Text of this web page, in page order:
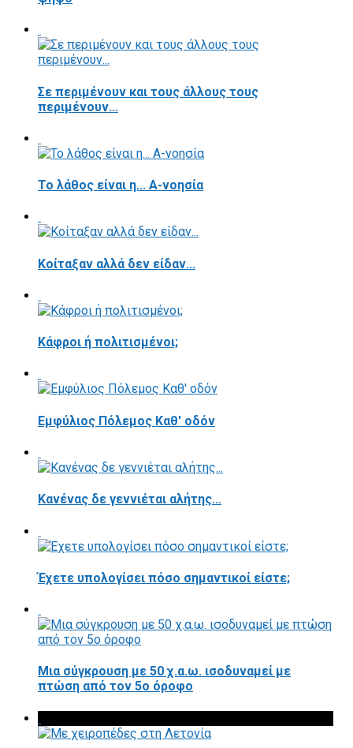
Σε περιμένουν και τους άλλους τους
περιμένουν...
Το λάθος είναι η... Α-νοησία
Κοίταξαν αλλά δεν είδαν...
Κάφροι ή πολιτισμένοι;
Εμφύλιος Πόλεμος Καθ' οδόν
Κανένας δε γεννιέται αλήτης...
Έχετε υπολογίσει πόσο σημαντικοί είστε;
Μια σύγκρουση με 50 χ.α.ω. ισοδυναμεί με
πτώση από τον 5ο όροφο